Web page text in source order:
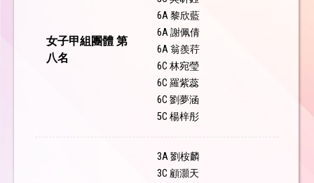
女子甲組團體 第
八名
6A 黎欣藍
6A 謝佩倩
6A 翁羨荇
6C 林宛瑩
6C 羅紫蕊
6C 劉夢涵
5C 楊梓彤
3A 劉桉麟
3C 顧灝天